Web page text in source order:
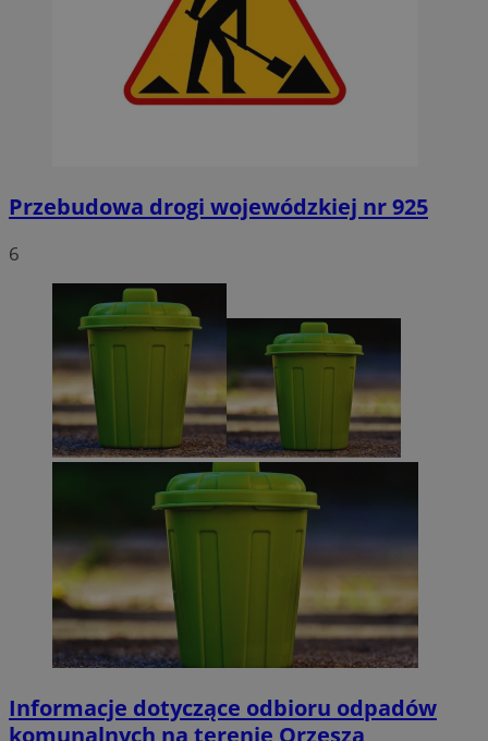
Przebudowa drogi wojewódzkiej nr 925
6
Informacje dotyczące odbioru odpadów